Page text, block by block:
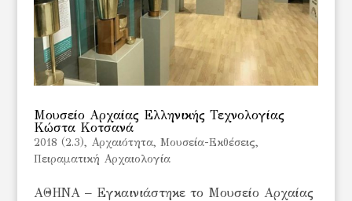
Μουσείο Αρχαίας Ελληνικής Τεχνολογίας
Κώστα Κοτσανά
2018 (2.3), Αρχαιότητα, Μουσεία-Εκθέσεις,
Πειραματική Αρχαιολογία
ΑΘΗΝΑ – Εγκαινιάστηκε το Μουσείο Αρχαίας